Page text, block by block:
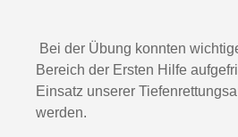
Bei der Übung konnten
Bereich der Ersten Hilfe
Einsatz unserer
werden.